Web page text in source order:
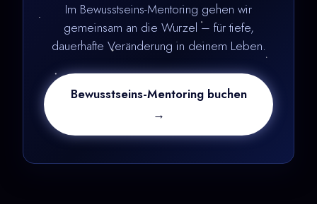
Im Bewusstseins-Mentoring gehen wir
gemeinsam an die Wurzel – für tiefe,
dauerhafte Veränderung in deinem Leben.
Bewusstseins-Mentoring buchen
→